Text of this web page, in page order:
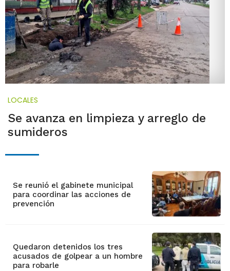
LOCALES
Se avanza en limpieza y arreglo de
sumideros
Se reunió el gabinete municipal
para coordinar las acciones de
prevención
Quedaron detenidos los tres
acusados de golpear a un hombre
para robarle